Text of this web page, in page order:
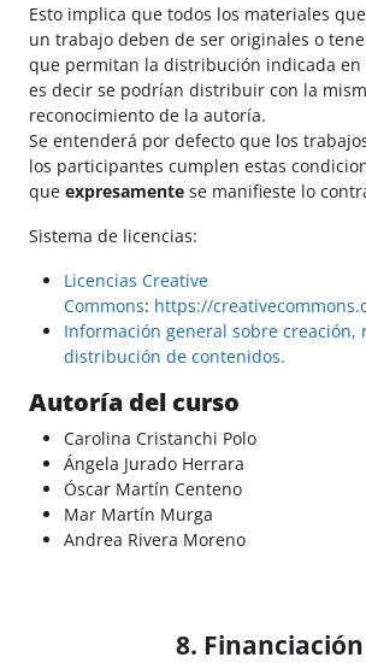
Esto implica que todos los materiales
un trabajo deben de ser originales o
que permitan la distribución indicada en
es decir se podrían distribuir con la
reconocimiento de la autoría.
Se entenderá por defecto que los
los participantes cumplen estas
que expresamente se manifieste lo
Sistema de licencias:
Licencias Creative
Commons: https://
Información general sobre creación,
distribución de contenidos.
Autoría del curso
Carolina Cristanchi Polo
Ángela Jurado Herrara
Óscar Martín Centeno
Mar Martín Murga
Andrea Rivera Moreno
8. Financiación